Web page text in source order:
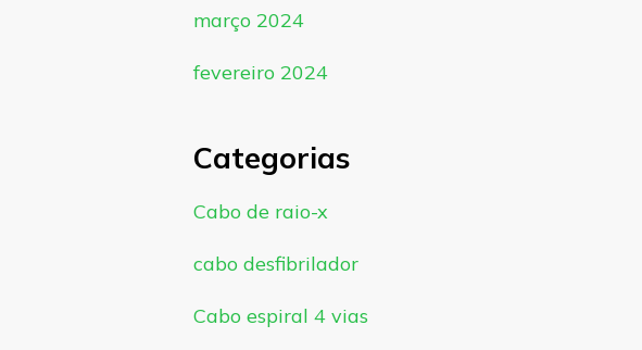
março 2024
fevereiro 2024
Categorias
Cabo de raio-x
cabo desfibrilador
Cabo espiral 4 vias